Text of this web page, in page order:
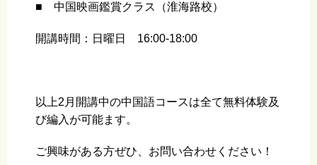
■ 中国映画鑑賞クラス（淮海路校）
開講時間：日曜日 16:00-18:00
以上2月開講中の中国語コースは全て無料体験及
び編入が可能ます。
ご興味がある方ぜひ、お問い合わせください！